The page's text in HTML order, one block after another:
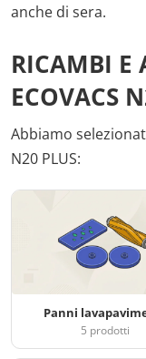
anche di sera.
RICAMBI E
ECOVACS
Abbiamo
N20 PLUS:
Panni
5 prodotti